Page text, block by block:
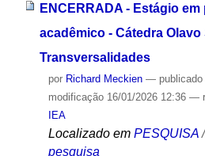
ENCERRADA - Estágio
acadêmico - Cátedra Olavo
Transversalidades
por Richard Meckien — publicado
modificação16/01/2026 12:36 —
IEA
Localizado em PESQUISA
pesquisa